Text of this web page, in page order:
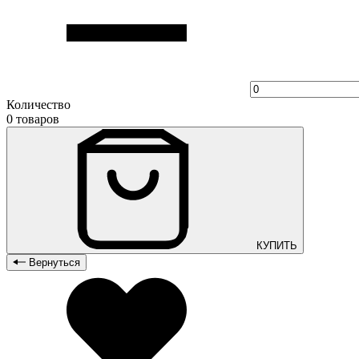
Количество
0 товаров
КУПИТЬ
Вернуться